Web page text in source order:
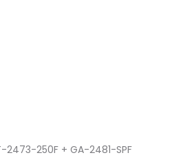
2473-250F + GA-2481-SPF